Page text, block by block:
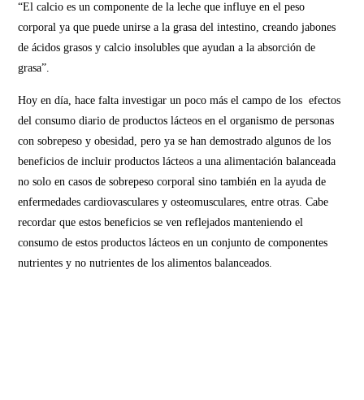
“El calcio es un componente de la leche que influye en el peso
corporal ya que puede unirse a la grasa del intestino, creando jabones
de ácidos grasos y calcio insolubles que ayudan a la absorción de
grasa”.
Hoy en día, hace falta investigar un poco más el campo de los efectos
del consumo diario de productos lácteos en el organismo de personas
con sobrepeso y obesidad, pero ya se han demostrado algunos de los
beneficios de incluir productos lácteos a una alimentación balanceada
no solo en casos de sobrepeso corporal sino también en la ayuda de
enfermedades cardiovasculares y osteomusculares, entre otras. Cabe
recordar que estos beneficios se ven reflejados manteniendo el
consumo de estos productos lácteos en un conjunto de componentes
nutrientes y no nutrientes de los alimentos balanceados.